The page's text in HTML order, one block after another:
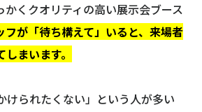
かくクオリティの高い展示会ブース
フが「待ち構えて」いると、来場者
まいます。
けられたくない」という人が多い